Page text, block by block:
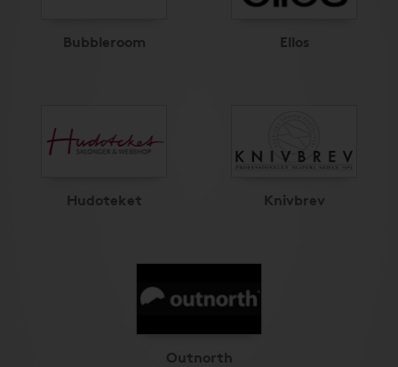
Bubbleroom Ellos
Hudoteket Knivbrev
Outnorth